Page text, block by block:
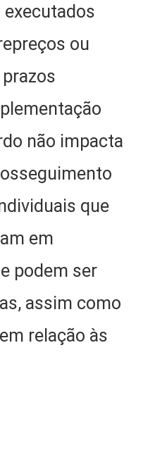
ou
não impacta
que
em
podem ser
assim como
relação às